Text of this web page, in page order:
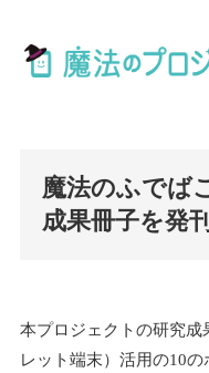
魔法のふでば
成果冊子を発刊
本プロジェクトの研究
レット端末）活用の10